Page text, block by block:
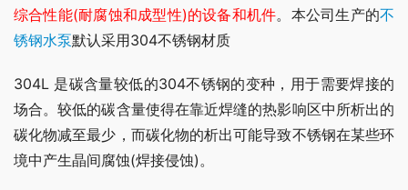
综合性能(耐腐蚀和成型性)的设备和机件。本公司生产的不
锈钢水泵默认采用304不锈钢材质
304L 是碳含量较低的304不锈钢的变种，用于需要焊接的
场合。较低的碳含量使得在靠近焊缝的热影响区中所析出的
碳化物减至最少，而碳化物的析出可能导致不锈钢在某些环
境中产生晶间腐蚀(焊接侵蚀)。